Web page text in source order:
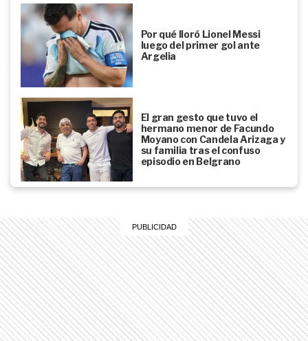
Por qué lloró Lionel Messi
luego del primer gol ante
Argelia
El gran gesto que tuvo el
hermano menor de Facundo
Moyano con Candela Arizaga y
su familia tras el confuso
episodio en Belgrano